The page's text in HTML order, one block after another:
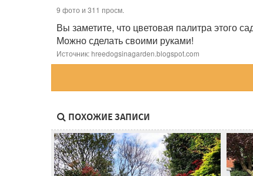
9 фото и 311 просм.
Вы заметите, что цветовая палитра этого
Можно сделать своими руками!
Источник: hreedogsinagarden.blogspot.com
ПОХОЖИЕ ЗАПИСИ